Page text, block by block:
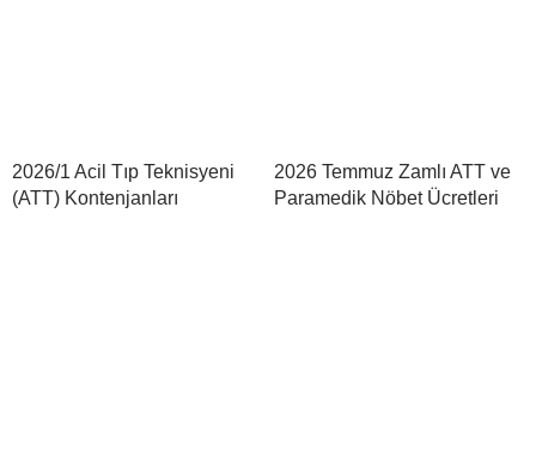
2026/1 Acil Tıp Teknisyeni
(ATT) Kontenjanları
2026 Temmuz Zamlı ATT ve
Paramedik Nöbet Ücretleri